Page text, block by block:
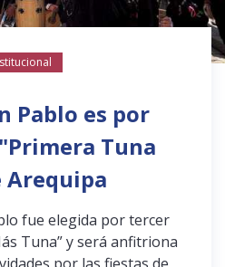
Pablo es por
Tuna
Arequipa
fue elegida por tercer
Tuna” y será anfitriona
por las fiestas de